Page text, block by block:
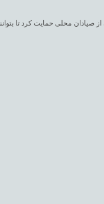
از صیادان محلی حمایت کرد تا